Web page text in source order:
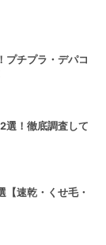
プチプラ・デパコ
選！徹底調査して
【速乾・くせ毛・